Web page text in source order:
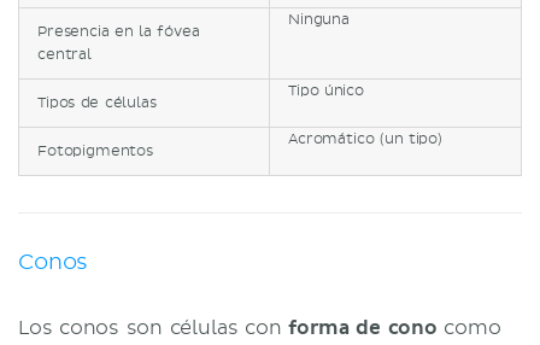
Presencia en la fóvea
central
Ninguna
Tipos de células
Tipo único
Fotopigmentos
Acromático (un tipo)
Conos
Los conos son células con forma de cono como